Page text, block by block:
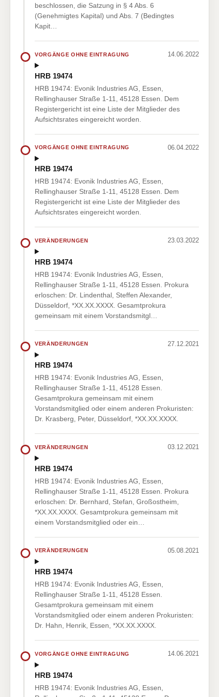
beschlossen, die Satzung in § 4 Abs. 6
(Genehmigtes Kapital) und Abs. 7 (Bedingtes
Kapit…
VORGÄNGE OHNE EINTRAGUNG 14.06.2022
HRB 19474
HRB 19474: Evonik Industries AG, Essen,
Rellinghauser Straße 1-11, 45128 Essen. Dem
Registergericht ist eine Liste der Mitglieder des
Aufsichtsrates eingereicht worden.
VORGÄNGE OHNE EINTRAGUNG 06.04.2022
HRB 19474
HRB 19474: Evonik Industries AG, Essen,
Rellinghauser Straße 1-11, 45128 Essen. Dem
Registergericht ist eine Liste der Mitglieder des
Aufsichtsrates eingereicht worden.
VERÄNDERUNGEN 23.03.2022
HRB 19474
HRB 19474: Evonik Industries AG, Essen,
Rellinghauser Straße 1-11, 45128 Essen. Prokura
erloschen: Dr. Lindenthal, Steffen Alexander,
Düsseldorf, *XX.XX.XXXX. Gesamtprokura
gemeinsam mit einem Vorstandsmitgl…
VERÄNDERUNGEN 27.12.2021
HRB 19474
HRB 19474: Evonik Industries AG, Essen,
Rellinghauser Straße 1-11, 45128 Essen.
Gesamtprokura gemeinsam mit einem
Vorstandsmitglied oder einem anderen Prokuristen:
Dr. Krasberg, Peter, Düsseldorf, *XX.XX.XXXX.
VERÄNDERUNGEN 03.12.2021
HRB 19474
HRB 19474: Evonik Industries AG, Essen,
Rellinghauser Straße 1-11, 45128 Essen. Prokura
erloschen: Dr. Bernhard, Stefan, Großostheim,
*XX.XX.XXXX. Gesamtprokura gemeinsam mit
einem Vorstandsmitglied oder ein…
VERÄNDERUNGEN 05.08.2021
HRB 19474
HRB 19474: Evonik Industries AG, Essen,
Rellinghauser Straße 1-11, 45128 Essen.
Gesamtprokura gemeinsam mit einem
Vorstandsmitglied oder einem anderen Prokuristen:
Dr. Hahn, Henrik, Essen, *XX.XX.XXXX.
VORGÄNGE OHNE EINTRAGUNG 14.06.2021
HRB 19474
HRB 19474: Evonik Industries AG, Essen,